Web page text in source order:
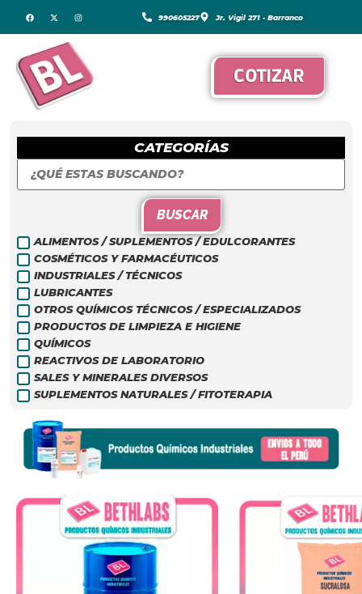
990605227 Jr. Vigil 271 - Barranco
COTIZAR
CATEGORÍAS
BUSCAR
ALIMENTOS / SUPLEMENTOS / EDULCORANTES
COSMÉTICOS Y FARMACÉUTICOS
INDUSTRIALES / TÉCNICOS
LUBRICANTES
OTROS QUÍMICOS TÉCNICOS / ESPECIALIZADOS
PRODUCTOS DE LIMPIEZA E HIGIENE
QUÍMICOS
REACTIVOS DE LABORATORIO
SALES Y MINERALES DIVERSOS
SUPLEMENTOS NATURALES / FITOTERAPIA